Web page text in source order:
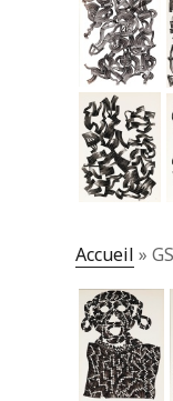
Accueil »